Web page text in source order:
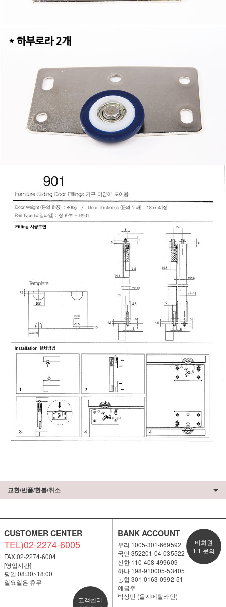
교환/반품/환불/취소
CUSTOMER CENTER
TEL)02-2274-6005
FAX.02-2274-6004
[영업시간]
평일 08:30~18:00
일요일은 휴무
고객센터
BANK ACCOUNT
우리 1005-301-669592
국민 352201-04-035522
신한 110-408-499609
하나 198-910005-53405
농협 301-0163-0992-51
예금주
박상민 (을지메탈라인)
비회원
1:1 문의